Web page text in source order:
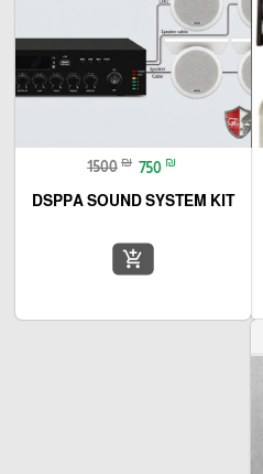
1500 ₪ 750 ₪
DSPPA SOUND SYSTEM KIT
add_shopping_cart